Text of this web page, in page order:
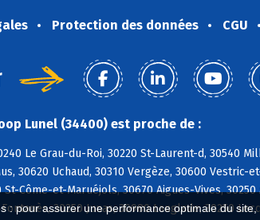
pour assurer une performance optimale du
Protection des données CGU
Lunel (34400) est proche de :
Le Grau-du-Roi, 30220 St-Laurent-d, 30540
30620 Uchaud, 30310 Vergèze, 30600 Vestric-
Côme-et-Maruéjols, 30670 Aigues-Vives,
30250 Junas, 30980 Langlade, 30250